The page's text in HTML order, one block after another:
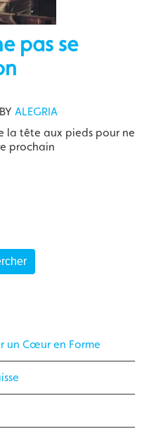
pas se
BY ALEGRIA
la tête aux pieds pour ne
prochain
un Cœur en Forme